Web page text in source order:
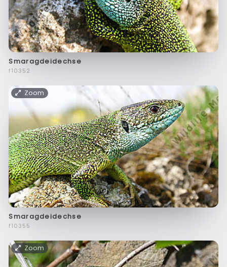
Smaragdeidechse
f10352
Zoom
Smaragdeidechse
f10355
Zoom